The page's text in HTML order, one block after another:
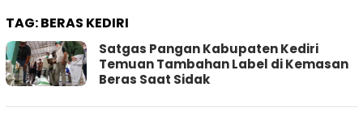
TAG:BERAS KEDIRI
Satgas Pangan Kabupaten Kediri
Temuan Tambahan Label di Kemasan
Beras Saat Sidak